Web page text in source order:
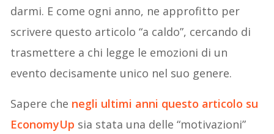
darmi. E come ogni anno, ne approfitto per
scrivere questo articolo “a caldo”, cercando di
trasmettere a chi legge le emozioni di un
evento decisamente unico nel suo genere.
Sapere che negli ultimi anni questo articolo su
EconomyUp sia stata una delle “motivazioni”